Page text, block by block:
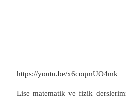
https://youtu.be/x6coqmUO4mk
Lise matematik ve fizik